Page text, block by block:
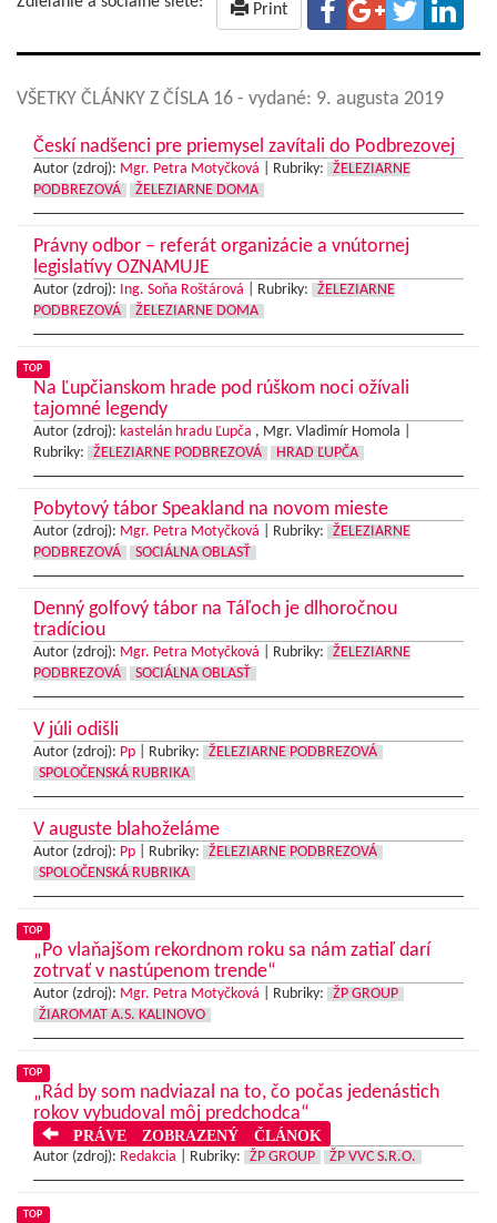
Print
VŠETKY ČLÁNKY Z ČÍSLA 16 - vydané: 9. augusta 2019
Českí nadšenci pre priemysel zavítali do Podbrezovej
Autor (zdroj): Mgr. Petra Motyčková Rubriky:
ŽELEZIARNE
PODBREZOVÁ
ŽELEZIARNE DOMA
Právny odbor – referát organizácie a vnútornej
legislatívy OZNAMUJE
Autor (zdroj): Ing. Soňa Roštárová Rubriky:
ŽELEZIARNE
PODBREZOVÁ
ŽELEZIARNE DOMA
TOP
Na Ľupčianskom hrade pod rúškom noci ožívali
tajomné legendy
Autor (zdroj): kastelán hradu Ľupča , Mgr. Vladimír Homola |
Rubriky:
ŽELEZIARNE PODBREZOVÁ HRAD ĽUPČA
Pobytový tábor Speakland na novom mieste
Autor (zdroj): Mgr. Petra Motyčková Rubriky:
ŽELEZIARNE
PODBREZOVÁ
SOCIÁLNA OBLASŤ
Denný golfový tábor na Táľoch je dlhoročnou
tradíciou
Autor (zdroj): Mgr. Petra Motyčková Rubriky:
ŽELEZIARNE
PODBREZOVÁ
SOCIÁLNA OBLASŤ
V júli odišli
Autor (zdroj): Pp Rubriky:
ŽELEZIARNE PODBREZOVÁ
SPOLOČENSKÁ RUBRIKA
V auguste blahoželáme
Autor (zdroj): Pp Rubriky:
ŽELEZIARNE PODBREZOVÁ
SPOLOČENSKÁ RUBRIKA
TOP
„Po vlaňajšom rekordnom roku sa nám zatiaľ darí
zotrvať v nastúpenom trende“
Autor (zdroj): Mgr. Petra Motyčková Rubriky:
ŽP GROUP
ŽIAROMAT A.S. KALINOVO
TOP
„Rád by som nadviazal na to, čo počas jedenástich
rokov vybudoval môj predchodca“
PRÁVE ZOBRAZENÝ ČLÁNOK
Autor (zdroj): Redakcia Rubriky: ŽP GROUP ŽP VVC S.R.O.
TOP